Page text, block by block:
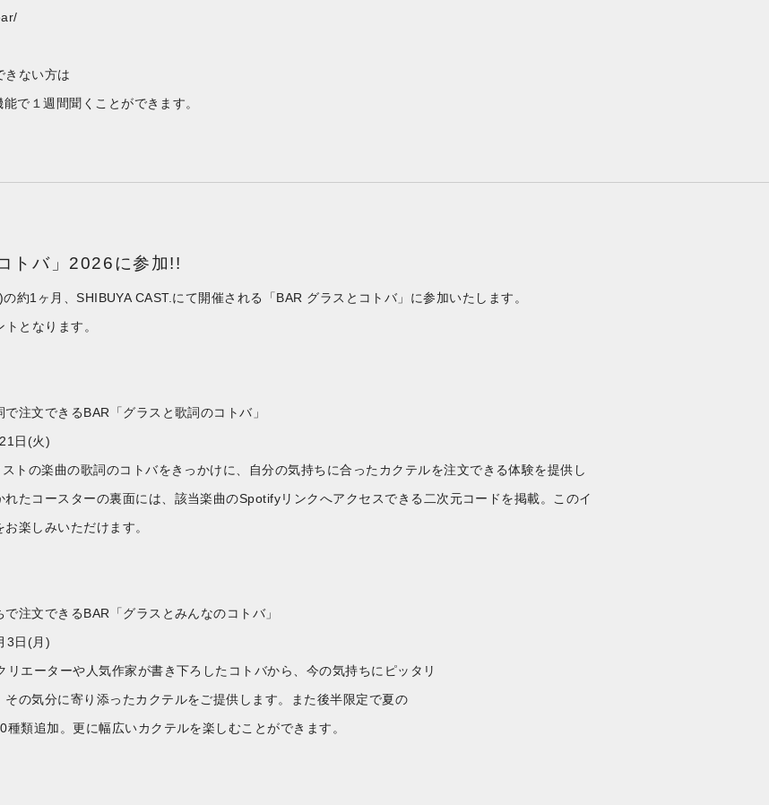
ない方は
で１週間聞くことができます。
トバ」2026に参加!!
約1ヶ月、SHIBUYA CAST.にて開催される「BAR グラスとコトバ」に参加いたします。
となります。
注文できるBAR「グラスと歌詞のコトバ」
日(火)
トの楽曲の歌詞のコトバをきっかけに、自分の気持ちに合ったカクテルを注文できる体験を提供し
れたコースターの裏面には、該当楽曲のSpotifyリンクへアクセスできる二次元コードを掲載。このイ
楽しみいただけます。
注文できるBAR「グラスとみんなのコトバ」
3日(月)
リエーターや人気作家が書き下ろしたコトバから、今の気持ちにピッタリ
その気分に寄り添ったカクテルをご提供します。また後半限定で夏の
種類追加。更に幅広いカクテルを楽しむことができます。